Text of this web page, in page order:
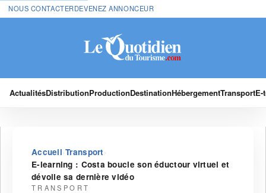
NOUS CONTACTERDEVENEZ ANNONCEUR
ActualitésDistributionProductionDestinationHébergementTransport
Accueil›Transport ›
E-learning : Costa boucle son éductour virtuel et
dévoile sa dernière vidéo
TRANSPORT